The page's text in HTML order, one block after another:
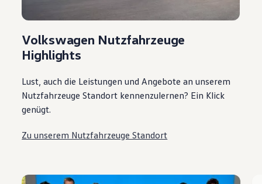
Volkswagen Nutzfahrzeuge
Highlights
Lust, auch die Leistungen und Angebote an unserem
Nutzfahrzeuge Standort kennenzulernen? Ein Klick
genügt.
Zu unserem Nutzfahrzeuge Standort